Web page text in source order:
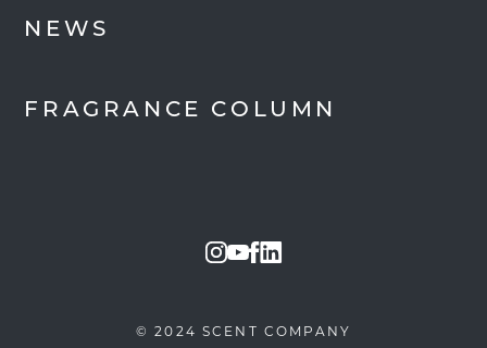
NEWS
FRAGRANCE COLUMN
© 2024 SCENT COMPANY